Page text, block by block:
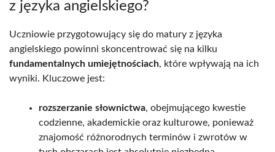
z języka angielskiego?
Uczniowie przygotowujący się do matury z języka
angielskiego powinni skoncentrować się na kilku
fundamentalnych umiejętnościach, które wpływają na ich
wyniki. Kluczowe jest:
rozszerzanie słownictwa, obejmującego kwestie
codzienne, akademickie oraz kulturowe, ponieważ
znajomość różnorodnych terminów i zwrotów w